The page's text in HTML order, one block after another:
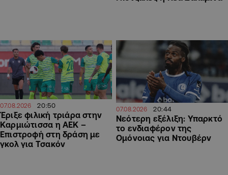
07.08.2026 20:50
Έριξε φιλική τριάρα στην
Καρμιώτισσα η ΑΕΚ –
Επιστροφή στη δράση με
γκολ για Τσακόν
07.08.2026 20:44
Νεότερη εξέλιξη: Υπαρκτό
το ενδιαφέρον της
Ομόνοιας για Ντουβέρν